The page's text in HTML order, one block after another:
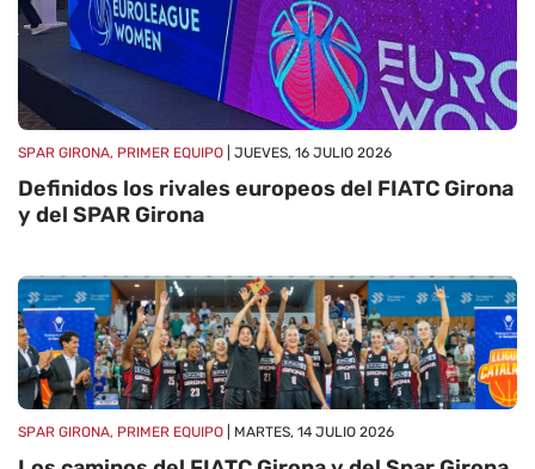
SPAR GIRONA, PRIMER EQUIPO | JUEVES, 16 JULIO 2026
Definidos los rivales europeos del FIATC Girona
y del SPAR Girona
SPAR GIRONA, PRIMER EQUIPO | MARTES, 14 JULIO 2026